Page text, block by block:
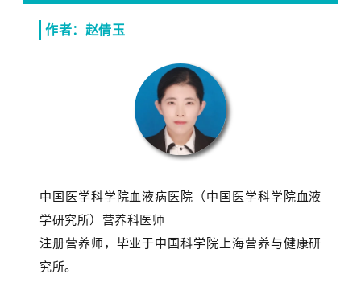
作者：赵倩玉
中国医学科学院血液病医院（中国医学科学院血液
学研究所）营养科医师
注册营养师，毕业于中国科学院上海营养与健康研
究所。